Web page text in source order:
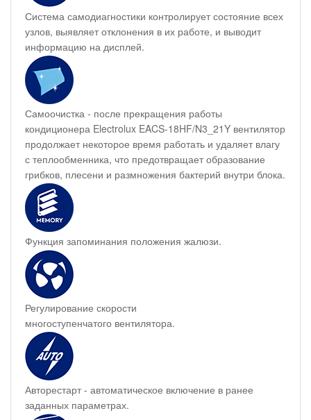
Система самодиагностики контролирует состояние всех
узлов, выявляет отклонения в их работе, и выводит
информацию на дисплей.
Самоочистка - после прекращения работы
кондиционера Electrolux EACS-18HF/N3_21Y вентилятор
продолжает некоторое время работать и удаляет влагу
с теплообменника, что предотвращает образование
грибков, плесени и размножения бактерий внутри блока.
Функция запоминания положения жалюзи.
Регулирование скорости
многоступенчатого вентилятора.
Авторестарт - автоматическое включение в ранее
заданных параметрах.